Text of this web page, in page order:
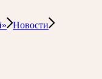
Новости